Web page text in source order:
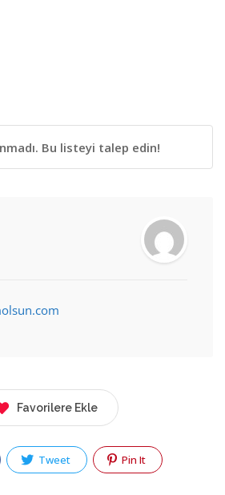
Bu listeyi talep edin!
Favorilere Ekle
Tweet Pin It